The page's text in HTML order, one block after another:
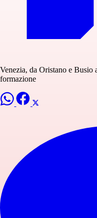
Venezia, da Oristano e
formazione